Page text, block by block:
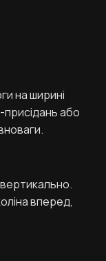
на ширині
або
вперед,